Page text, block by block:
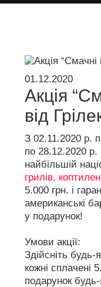
01.12.2020
Акція
від
З 02.11.2020 р.
по 28.12.2020 р.
найбільшій
грилів,
5.000 грн. і
американські
у подарунок!
Умови акції:
Здійсніть будь-
кожні сплачені
подарунок